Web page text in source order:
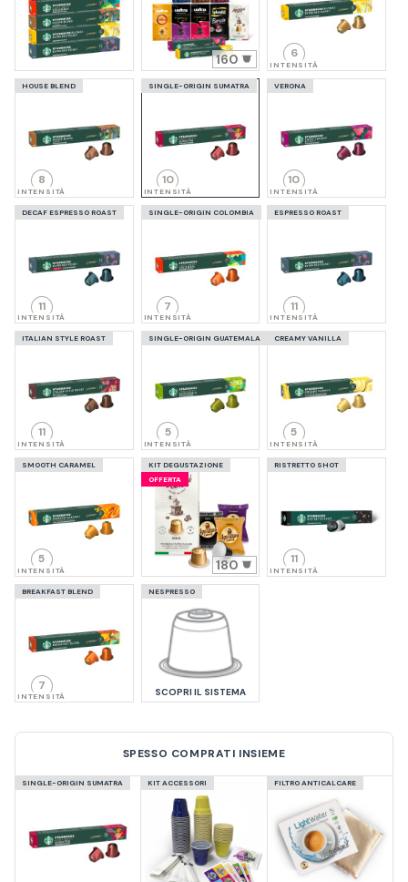
160 6
INTENSITÀ
HOUSE BLEND
8
INTENSITÀ
SINGLE-ORIGIN SUMATRA
10
INTENSITÀ
VERONA
10
INTENSITÀ
DECAF ESPRESSO ROAST
11
INTENSITÀ
SINGLE-ORIGIN COLOMBIA
7
INTENSITÀ
ESPRESSO ROAST
11
INTENSITÀ
ITALIAN STYLE ROAST
11
INTENSITÀ
SINGLE-ORIGIN GUATEMALA
5
INTENSITÀ
CREAMY VANILLA
5
INTENSITÀ
SMOOTH CARAMEL
5
INTENSITÀ
KIT DEGUSTAZIONE
OFFERTA
180
RISTRETTO SHOT
11
INTENSITÀ
BREAKFAST BLEND
7
INTENSITÀ
NESPRESSO
SCOPRI IL SISTEMA
SPESSO COMPRATI INSIEME
SINGLE-ORIGIN SUMATRA KIT ACCESSORI FILTRO ANTICALCARE